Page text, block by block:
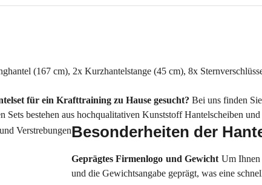
(167 cm), 2x Kurzhantelstange (45 cm), 8x
für ein Krafttraining zu Hause gesucht? Bei uns finden
bestehen aus hochqualitativen Kunststoff Hantelscheiben
Besonderheiten der
Geprägtes Firmenlogo und Gewicht Um Ihnen
und die Gewichtsangabe geprägt, was eine